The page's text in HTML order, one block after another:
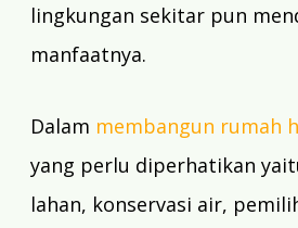
lingkungan sekitar pun
manfaatnya.
Dalam membangun rumah
yang perlu diperhatikan
lahan, konservasi air,